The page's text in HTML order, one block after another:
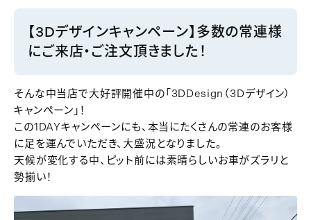
【3Dデザインキャンペーン】多数の常連様
にご来店・ご注文頂きました！
そんな中当店で大好評開催中の「3DDesign（3Dデザイン）
キャンペーン」！
この1DAYキャンペーンにも、本当にたくさんの常連のお客様
に足を運んでいただき、大盛況となりました。
天候が変化する中、ピット前には素晴らしいお車がズラリと
勢揃い！